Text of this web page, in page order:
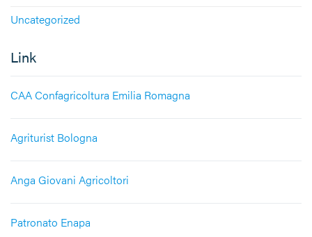
Uncategorized
Link
CAA Confagricoltura Emilia Romagna
Agriturist Bologna
Anga Giovani Agricoltori
Patronato Enapa